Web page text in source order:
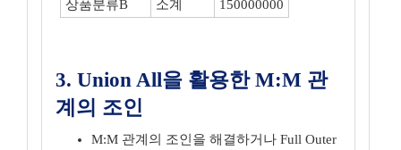
상품분류B
소계 150000000
3. Union All을 활용한 M:M 관
계의 조인
M:M 관계의 조인을 해결하거나 Full Outer